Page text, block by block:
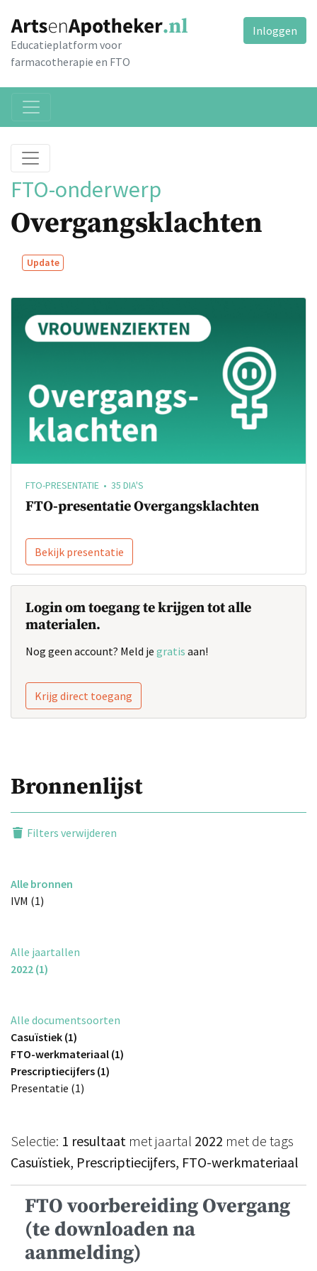
Educatieplatform voor
farmacotherapie en FTO
Inloggen
FTO-onderwerp
Overgangsklachten
Update
FTO-PRESENTATIE • 35 DIA'S
FTO-presentatie Overgangsklachten
Bekijk presentatie
Login om toegang te krijgen tot alle
materialen.
Nog geen account? Meld je gratis aan!
Krijg direct toegang
Bronnenlijst
Filters verwijderen
Alle bronnen
IVM (1)
Alle jaartallen
2022 (1)
Alle documentsoorten
Casuïstiek (1)
FTO-werkmateriaal (1)
Prescriptiecijfers (1)
Presentatie (1)
Selectie: 1 resultaat met jaartal 2022 met de tags
Casuïstiek, Prescriptiecijfers, FTO-werkmateriaal
FTO voorbereiding Overgang
(te downloaden na
aanmelding)